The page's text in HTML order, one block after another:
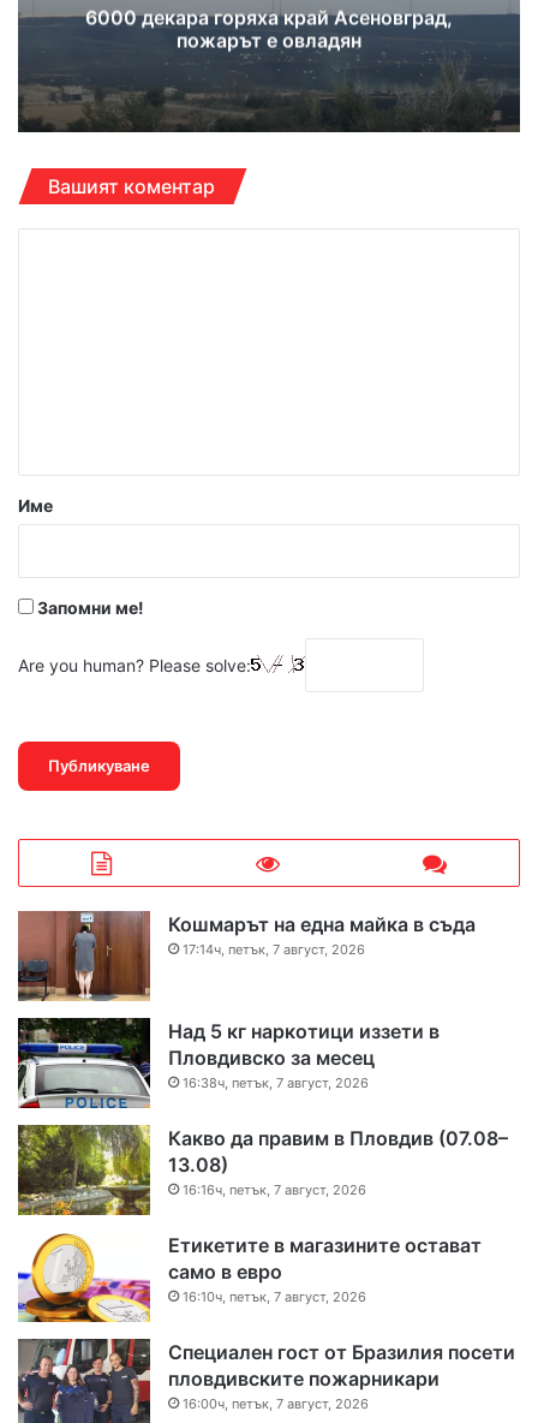
6000 декара горяха край Асеновград,
пожарът е овладян
Вашият коментар
р
Име
Запомни ме!
Are you human? Please solve:
Кошмарът на една майка в съда
17:14ч, петък, 7 август, 2026
Над 5 кг наркотици иззети в
Пловдивско за месец
16:38ч, петък, 7 август, 2026
Какво да правим в Пловдив (07.08–
13.08)
16:16ч, петък, 7 август, 2026
Етикетите в магазините остават
само в евро
16:10ч, петък, 7 август, 2026
Специален гост от Бразилия посети
пловдивските пожарникари
16:00ч, петък, 7 август, 2026